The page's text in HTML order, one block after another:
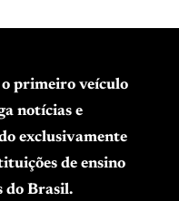
primeiro veículo
notícias e
exclusivamente
de ensino
do Brasil.